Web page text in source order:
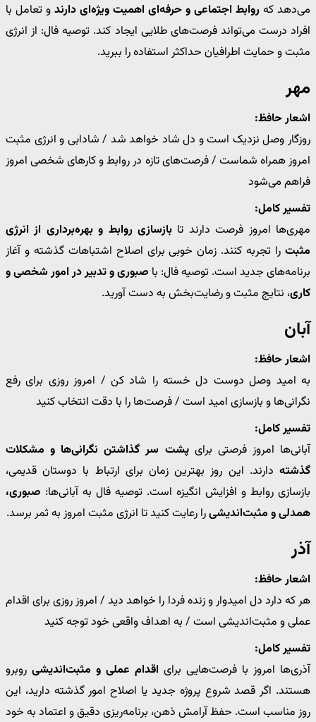
می‌دهد که روابط اجتماعی و حرفه‌ای اهمیت ویژه‌ای دارند و تعامل با
افراد درست می‌تواند فرصت‌های طلایی ایجاد کند. توصیه فال: از انرژی
مثبت و حمایت اطرافیان حداکثر استفاده را ببرید.
مهر
اشعار حافظ:
روزگار وصل نزدیک است و دل شاد خواهد شد / شادابی و انرژی مثبت
امروز همراه شماست / فرصت‌های تازه در روابط و کارهای شخصی امروز
فراهم می‌شود
تفسیر کامل:
مهری‌ها امروز فرصت دارند تا بازسازی روابط و بهره‌برداری از انرژی
مثبت را تجربه کنند. زمان خوبی برای اصلاح اشتباهات گذشته و آغاز
برنامه‌های جدید است. توصیه فال: با صبوری و تدبیر در امور شخصی و
کاری، نتایج مثبت و رضایت‌بخش به دست آورید.
آبان
اشعار حافظ:
به امید وصل دوست دل خسته را شاد کن / امروز روزی برای رفع
نگرانی‌ها و بازسازی امید است / فرصت‌ها را با دقت انتخاب کنید
تفسیر کامل:
آبانی‌ها امروز فرصتی برایپشت سر گذاشتن نگرانی‌ها و مشکلات
گذشته دارند. این روز بهترین زمان برای ارتباط با دوستان قدیمی،
بازسازی روابط و افزایش انگیزه است. توصیه فال به آبانی‌ها: صبوری،
همدلی و مثبت‌اندیشیرا رعایت کنید تا انرژی مثبت امروز به ثمر برسد.
آذر
اشعار حافظ:
هر که دارد دل امیدوار و زنده فردا را خواهد دید / امروز روزی برای اقدام
عملی و مثبت‌اندیشی است / به اهداف واقعی خود توجه کنید
تفسیر کامل:
آذری‌ها امروز با فرصت‌هایی برای اقدام عملی و مثبت‌اندیشی روبرو
هستند. اگر قصد شروع پروژه جدید یا اصلاح امور گذشته دارید، این
روز مناسب است. حفظ آرامش ذهن، برنامه‌ریزی دقیق و اعتماد به خود